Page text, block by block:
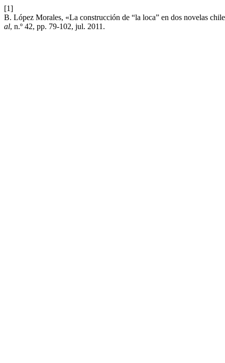
[1]
B. López Morales, «La construcción de “la loca” en dos novelas
al, n.º 42, pp. 79-102, jul. 2011.